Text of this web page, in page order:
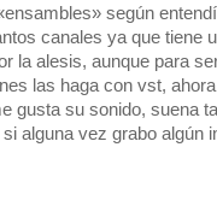
según
canales ya que tiene
la alesis, aunque para
las haga con vst,
gusta su sonido, suena
alguna vez grabo